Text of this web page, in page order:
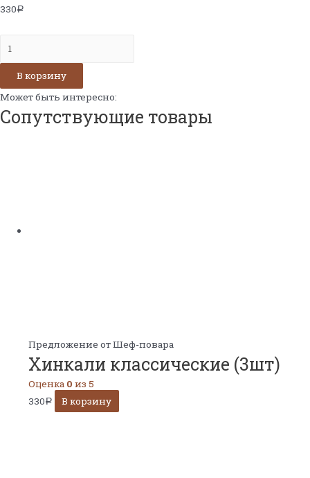
330 Р
Количество
бараниной
(3шт)
В корзину
Может быть интересно:
Сопутствующие товары
Предложение от Шеф-повара
Хинкали классические (3шт)
Оценка 0 из 5
330 Р В корзину